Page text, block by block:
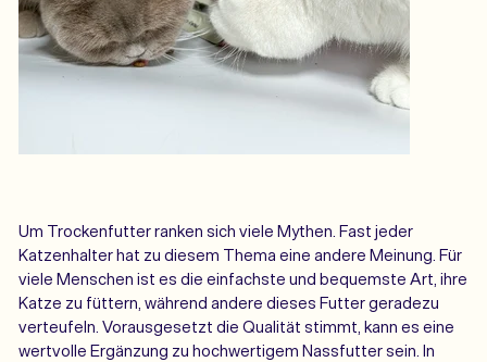
Um Trockenfutter ranken sich viele Mythen. Fast jeder
Katzenhalter hat zu diesem Thema eine andere Meinung. Für
viele Menschen ist es die einfachste und bequemste Art, ihre
Katze zu füttern, während andere dieses Futter geradezu
verteufeln. Vorausgesetzt die Qualität stimmt, kann es eine
wertvolle Ergänzung zu hochwertigem Nassfutter sein. In